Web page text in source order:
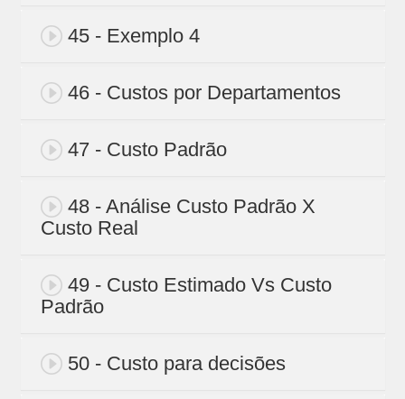
45 - Exemplo 4
46 - Custos por Departamentos
47 - Custo Padrão
48 - Análise Custo Padrão X
Custo Real
49 - Custo Estimado Vs Custo
Padrão
50 - Custo para decisões